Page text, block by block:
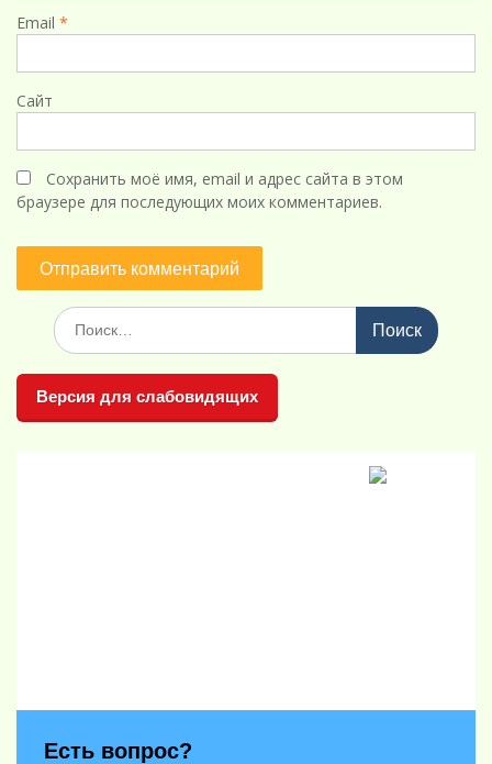
Email *
Сайт
Сохранить моё имя, email и адрес сайта в этом
браузере для последующих моих комментариев.
Поиск
по:
Версия для слабовидящих
Есть вопрос?